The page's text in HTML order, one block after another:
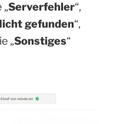
„Serverfehler“,
gefunden“,
„Sonstiges“